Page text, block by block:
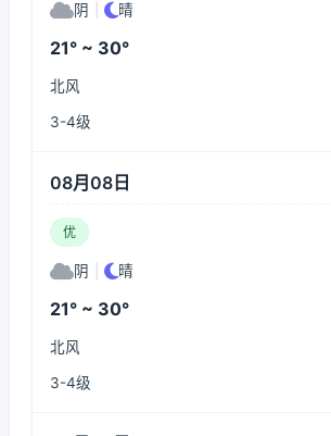
阴 晴
21° ~ 30°
北风
3-4级
08月08日
优
阴 晴
21° ~ 30°
北风
3-4级